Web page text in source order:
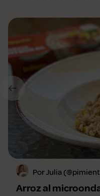
Por Julia
Arroz al